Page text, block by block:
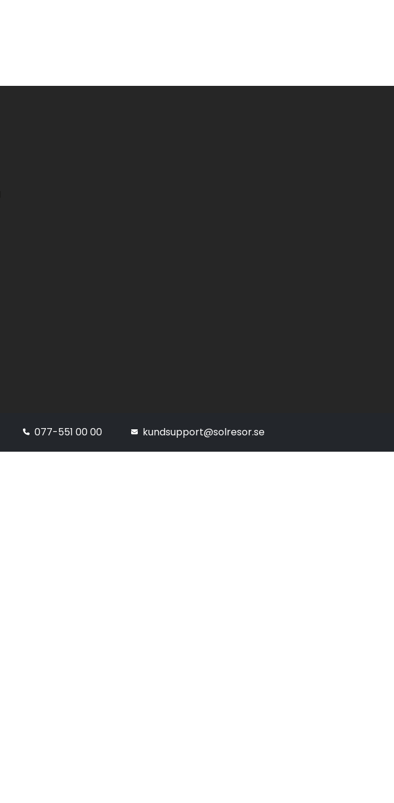
077-551 00 00 kundsupport@solresor.se